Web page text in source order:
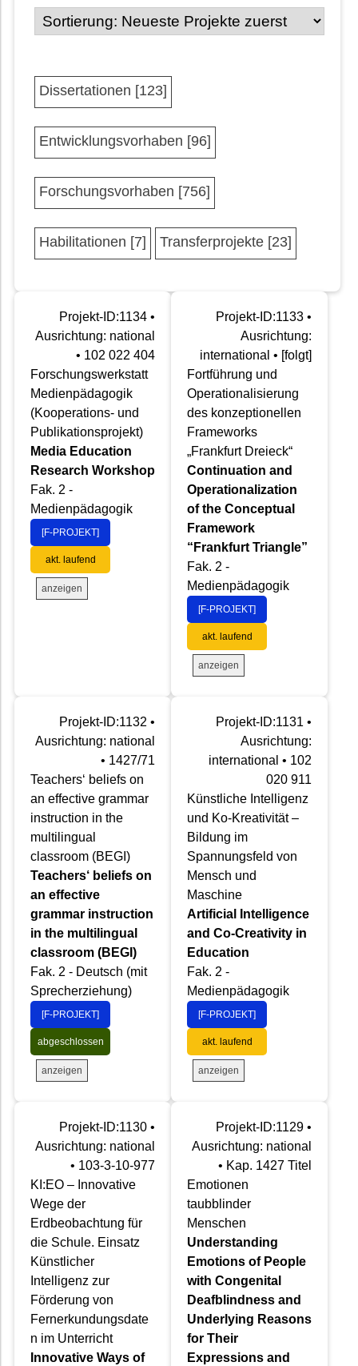
Dissertationen [123]
Entwicklungsvorhaben [96]
Forschungsvorhaben [756]
Habilitationen [7] Transferprojekte [23]
Projekt-ID:1134 •
Ausrichtung: national
• 102 022 404
Forschungswerkstatt
Medienpädagogik
(Kooperations- und
Publikationsprojekt)
Media Education
Research Workshop
Fak. 2 -
Medienpädagogik
[F-PROJEKT]
akt. laufend
anzeigen
Projekt-ID:1133 •
Ausrichtung:
international • [folgt]
Fortführung und
Operationalisierung
des konzeptionellen
Frameworks
„Frankfurt Dreieck“
Continuation and
Operationalization
of the Conceptual
Framework
“Frankfurt Triangle”
Fak. 2 -
Medienpädagogik
[F-PROJEKT]
akt. laufend
anzeigen
Projekt-ID:1132 •
Ausrichtung: national
• 1427/71
Teachers‘ beliefs on
an effective grammar
instruction in the
multilingual
classroom (BEGI)
Teachers‘ beliefs on
an effective
grammar instruction
in the multilingual
classroom (BEGI)
Fak. 2 - Deutsch (mit
Sprecherziehung)
[F-PROJEKT]
abgeschlossen
anzeigen
Projekt-ID:1131 •
Ausrichtung:
international • 102
020 911
Künstliche Intelligenz
und Ko-Kreativität –
Bildung im
Spannungsfeld von
Mensch und
Maschine
Artificial Intelligence
and Co-Creativity in
Education
Fak. 2 -
Medienpädagogik
[F-PROJEKT]
akt. laufend
anzeigen
Projekt-ID:1130 •
Ausrichtung: national
• 103-3-10-977
KI:EO – Innovative
Wege der
Erdbeobachtung für
die Schule. Einsatz
Künstlicher
Intelligenz zur
Förderung von
Fernerkundungsdate
n im Unterricht
Innovative Ways of
Projekt-ID:1129 •
Ausrichtung: national
• Kap. 1427 Titel
Emotionen
taubblinder
Menschen
Understanding
Emotions of People
with Congenital
Deafblindness and
Underlying Reasons
for Their
Expressions and